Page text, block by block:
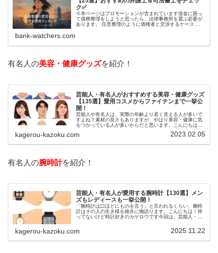
ク✅
※本ページはプロモーションが含まれています借金に困っ
て債務整理をしようと思ったら、法律事務所を選ぶ必要が
あります。 任意整理のように債権者と交渉するケース 自
bank-watchers.com
有名人の美容・健康グッズを紹介！
芸能人・有名人がおすすめする美容・健康グッズ
【135選】愛用コスメからファイテンまで一挙公
開！
芸能人や有名人は、実際の年齢より若く見える人が多いで
すよね？素材の良さもありますが、やはり美容・健康に気
をつかっている人が多いからだと思います。こんにちは！
いるのでしょうか？今回は、芸能人…
kagerou-kazoku.com 2023.02.05
有名人の腕時計を紹介！
芸能人・有名人が愛用する腕時計【130選】メン
ズもレディースも一挙公開！
「腕時計は口ほどにものを言う」と言われるくらい、腕時
計はその人の生き様を雄弁に物語ります。こんにちは！持
ってないけど時計好きのカゲロウです今回は、芸能人・有
kagerou-kazoku.com 2025.11.22